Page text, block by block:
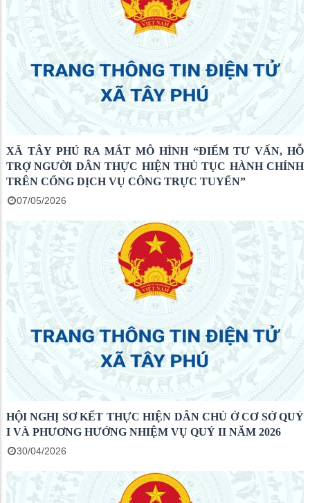
XÃ TÂY PHÚ RA MẮT MÔ HÌNH “ĐIỂM TƯ VẤN, HỖ
TRỢ NGƯỜI DÂN THỰC HIỆN THỦ TỤC HÀNH CHÍNH
TRÊN CỔNG DỊCH VỤ CÔNG TRỰC TUYẾN”
07/05/2026
HỘI NGHỊ SƠ KẾT THỰC HIỆN DÂN CHỦ Ở CƠ SỞ QUÝ
I VÀ PHƯƠNG HƯỚNG NHIỆM VỤ QUÝ II NĂM 2026
30/04/2026